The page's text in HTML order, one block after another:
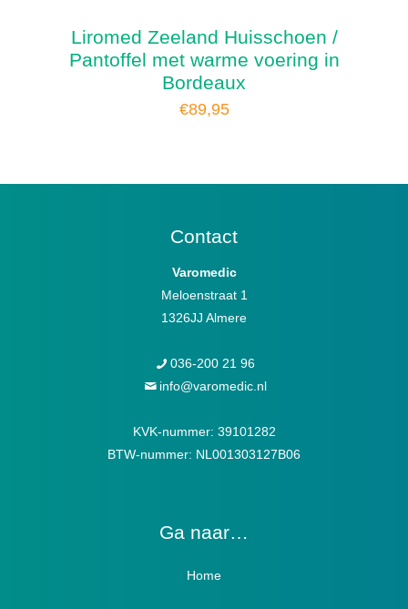
Liromed Zeeland Huisschoen /
Pantoffel met warme voering in
Bordeaux
€89,95
Contact
Varomedic
Meloenstraat 1
1326JJ Almere
036-200 21 96
info@varomedic.nl
KVK-nummer: 39101282
BTW-nummer: NL001303127B06
Ga naar…
Home